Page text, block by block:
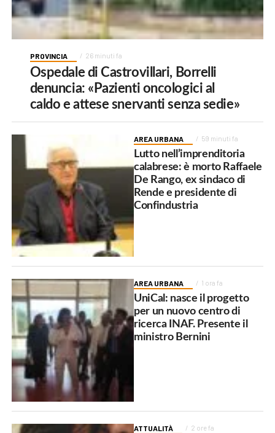
PROVINCIA 26 minuti fa
Ospedale di Castrovillari, Borrelli
denuncia: «Pazienti oncologici al
caldo e attese snervanti senza sedie»
AREA URBANA 59 minuti fa
Lutto nell’imprenditoria
calabrese: è morto Raffaele
De Rango, ex sindaco di
Rende e presidente di
Confindustria
AREA URBANA 1 ora fa
UniCal: nasce il progetto
per un nuovo centro di
ricerca INAF. Presente il
ministro Bernini
ATTUALITÀ 2 ore fa